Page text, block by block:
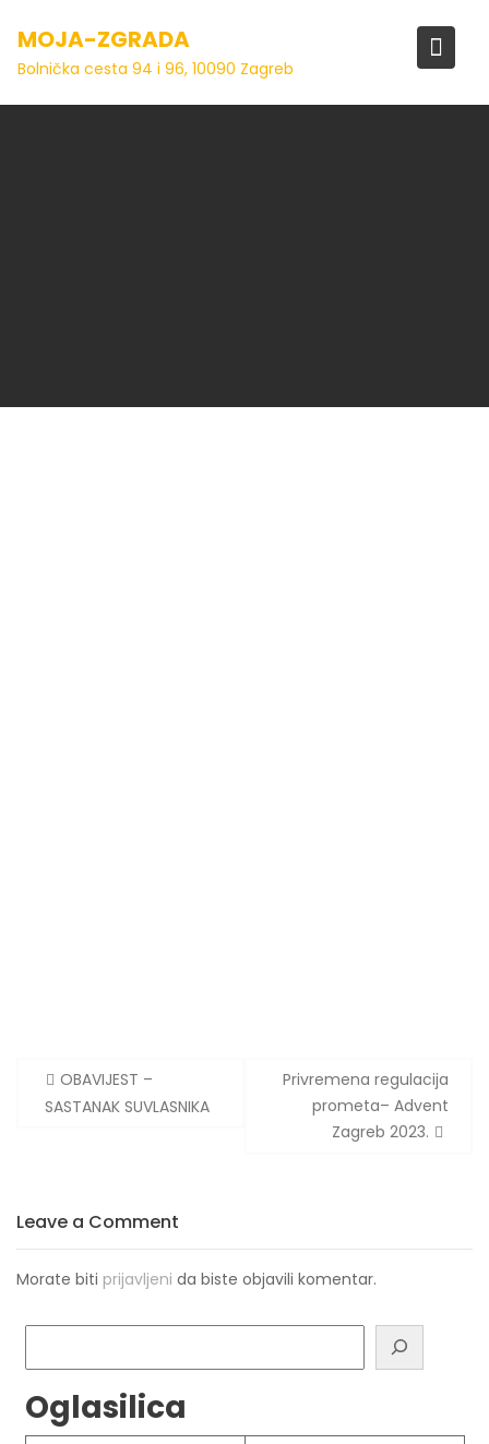
content
MOJA-ZGRADA
Bolnička cesta 94 i 96, 10090 Zagreb
Navigacija
objava
OBAVIJEST –
SASTANAK SUVLASNIKA
Privremena regulacija
prometa– Advent
Zagreb 2023.
Leave a Comment
Morate biti prijavljeni da biste objavili komentar.
Oglasilica